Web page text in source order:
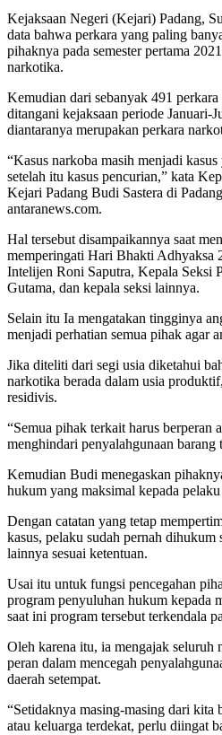
Kejaksaan Negeri (Kejari) Padang,
data bahwa perkara yang paling
pihaknya pada semester pertama
narkotika.
Kemudian dari sebanyak 491
ditangani kejaksaan periode Januari-
diantaranya merupakan perkara
“Kasus narkoba masih menjadi
setelah itu kasus pencurian,” kata
Kejari Padang Budi Sastera di
antaranews.com.
Hal tersebut disampaikannya saat
memperingati Hari Bhakti Adhyaksa
Intelijen Roni Saputra, Kepala Seksi
Gutama, dan kepala seksi lainnya.
Selain itu Ia mengatakan tingginya
menjadi perhatian semua pihak agar
Jika diteliti dari segi usia diketahui
narkotika berada dalam usia
residivis.
“Semua pihak terkait harus berperan
menghindari penyalahgunaan barang
Kemudian Budi menegaskan
hukum yang maksimal kepada
Dengan catatan yang tetap
kasus, pelaku sudah pernah dihukum
lainnya sesuai ketentuan.
Usai itu untuk fungsi pencegahan
program penyuluhan hukum kepada
saat ini program tersebut terkendala
Oleh karena itu, ia mengajak seluruh
peran dalam mencegah
daerah setempat.
“Setidaknya masing-masing dari kita
atau keluarga terdekat, perlu diingat